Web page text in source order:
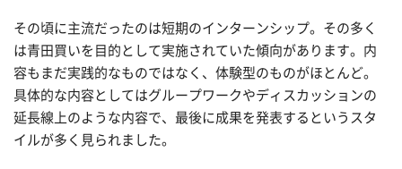
その頃に主流だったのは短期のインターンシップ。その多く
は青田買いを目的として実施されていた傾向があります。内
容もまだ実践的なものではなく、体験型のものがほとんど。
具体的な内容としてはグループワークやディスカッションの
延長線上のような内容で、最後に成果を発表するというスタ
イルが多く見られました。